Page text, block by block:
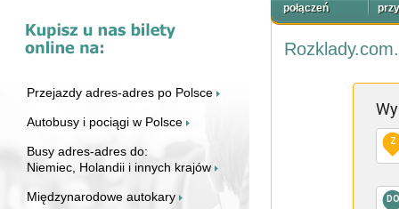
Przejazdy adres-adres po Polsce
Autobusy i pociągi w Polsce
Busy adres-adres do:
Niemiec, Holandii i innych krajów
Międzynarodowe autokary
połączeń
Z
DO